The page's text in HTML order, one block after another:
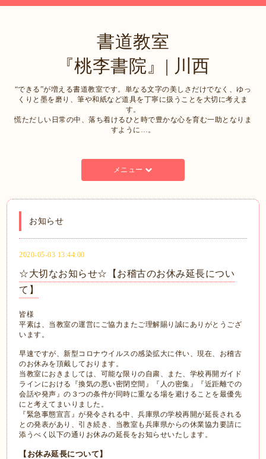
書道教室
『桃李書院』| 川西
“できる”が増える書道教室です。単なる文字の美しさだけでなく、ゆっ
くりと墨を磨り、筆や和紙など道具を丁寧に扱うことを大切に考えま
す。
慌ただしい日常の中、落ち着けるひと時で豊かな心を育む一助となりま
すように…。
メニュー
お知らせ
2020-05-03 13:44:00
☆大切なお知らせ☆【お稽古のお休み延長につい
て】
皆様
平素は、当教室の運営にご協力またご理解賜り誠にありがとうござ
います。
早速ですが、新型コロナウイルスの感染拡大に伴い、現在、お稽古
のお休みを頂戴しております。
当教室におきましては、可能な限りの自粛、また、学校再開ガイド
ラインにおける『換気の悪い密閉空間』『人の密集』『近距離での
会話や発声』の３つの条件が同時に重なる場を避けることを最優先
にと考えてまいりました。
『緊急事態宣言』が発令される中、兵庫県の学校再開が延長される
との発表があり、引き続き、当教室も兵庫県からの休業協力要請に
添うべく以下の通りお休みの延長をお知らせいたします。
【お休み延長について】